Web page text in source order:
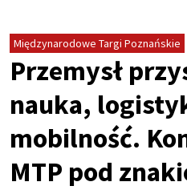
Międzynarodowe Targi Poznańskie
Przemysł
nauka,
mobilność.
MTP pod